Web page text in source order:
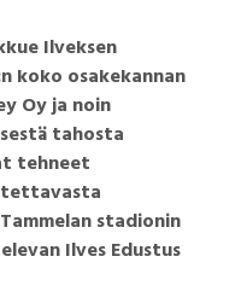
Ilveksen
koko osakekannan
Oy ja noin
tahosta
tehneet
stadionin
Ilves Edustus